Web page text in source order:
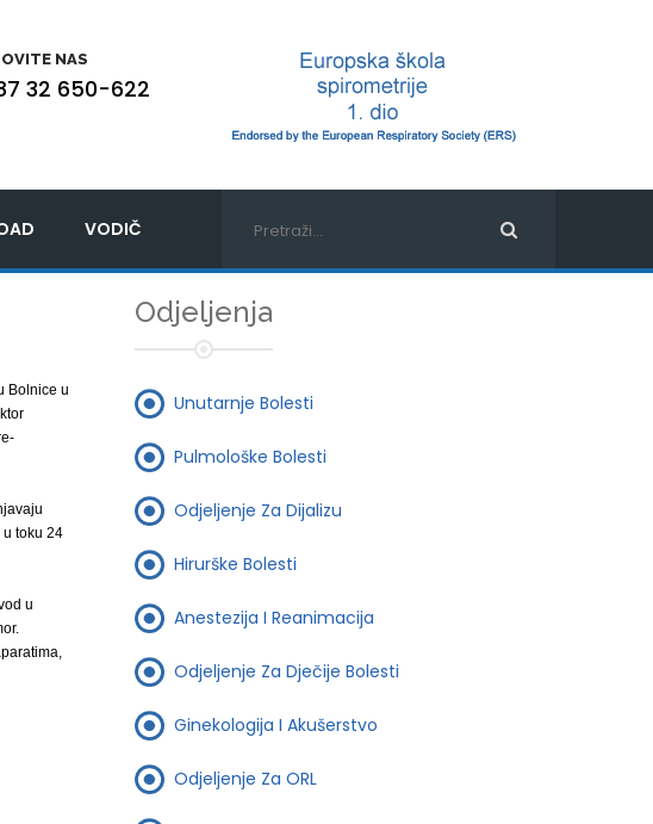
NAS
32 650-622
VODIČ
Bolnice u
toku 24
u
Odjeljenja
Unutarnje Bolesti
Pulmološke Bolesti
Odjeljenje Za Dijalizu
Hirurške Bolesti
Anestezija I Reanimacija
Odjeljenje Za Dječije Bolesti
Ginekologija I Akušerstvo
Odjeljenje Za ORL